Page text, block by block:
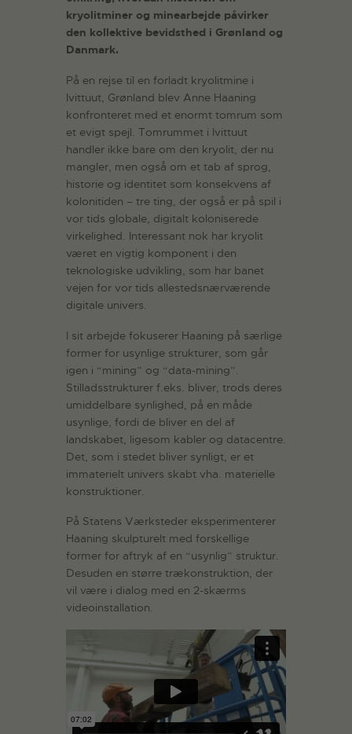
kryolitminer og minearbejde påvirker
den kollektive bevidsthed i Grønland og
Danmark.
På en rejse til en forladt kryolitmine i
Ivittuut, Grønland blev Anne Haaning
konfronteret med et enormt tomrum som
et evigt spejl. Tomrummet i Ivittuut
handler ikke bare om den kryolit, der nu
mangler, men også om et tab af sprog,
historie og identitet som konsekvens af
kolonitiden – tre ting, der også er på spil i
vor tids globale, digitalt koloniserede
virkelighed. Interessant nok har kryolit
været en vigtig komponent i den
teknologiske udvikling, som har banet
vejen for vor tids allestedsnærværende
digitale univers.
I sit arbejde fokuserer Haaning på særlige
former for usynlige strukturer, som går
igen i “mining” og “data-mining”.
Stilladsstrukturer f.eks. bliver, trods deres
umiddelbare synlighed, på en måde
usynlige, fordi de bliver en del af
landskabet, ligesom kabler og datacentre.
Det, som i stedet bliver synligt, er et
immaterielt univers skabt vha. materielle
konstruktioner.
På Statens Værksteder eksperimenterer
Haaning skulpturelt med forskellige
former for aftryk af en “usynlig” struktur.
Desuden en større trækonstruktion, der
vil være i dialog med en 2-skærms
videoinstallation.